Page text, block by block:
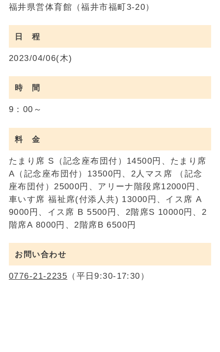
福井県営体育館（福井市福町3-20）
日 程
2023/04/06(木)
時 間
9：00～
料 金
たまり席 S（記念座布団付）14500円、たまり席
A（記念座布団付）13500円、2人マス席 （記念
座布団付）25000円、アリーナ階段席12000円、
車いす席 福祉席(付添人共) 13000円、イス席 A
9000円、イス席 B 5500円、2階席S 10000円、2
階席A 8000円、2階席B 6500円
お問い合わせ
0776-21-2235 （平日9:30-17:30）